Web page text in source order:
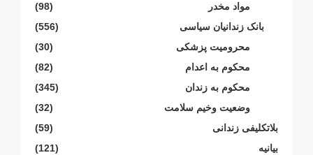
مواد مخدر
(98)
بانک زندانیان سیاسی
(556)
محرومیت پزشکی
(30)
محکوم بە اعدام
(82)
محکوم بە زندان
(345)
وضعیت وخیم سلامت
(32)
بلاتکلیفی زندانی
(59)
بیانیە
(121)